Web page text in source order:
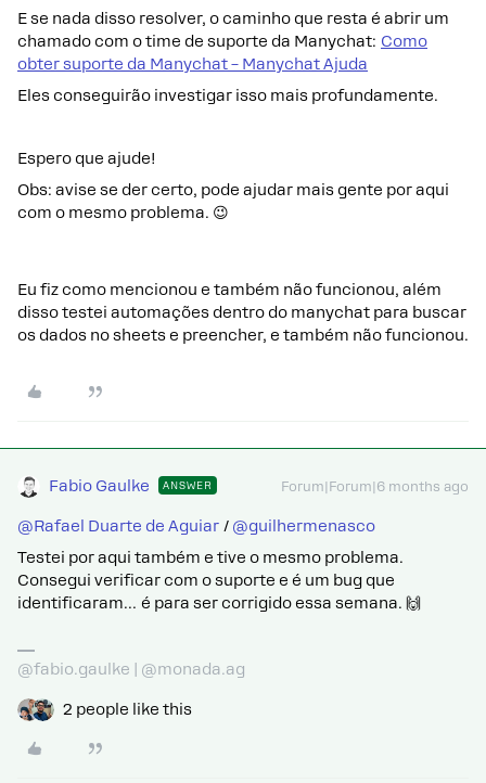
E se nada disso resolver, o caminho que resta é abrir um
chamado com o time de suporte da Manychat: Como
obter suporte da Manychat – Manychat Ajuda
Eles conseguirão investigar isso mais profundamente.
Espero que ajude!
Obs: avise se der certo, pode ajudar mais gente por aqui
com o mesmo problema. 😉
Eu fiz como mencionou e também não funcionou, além
disso testei automações dentro do manychat para buscar
os dados no sheets e preencher, e também não funcionou.​​​​
Fabio Gaulke ANSWER Forum|Forum|6 months ago
@Rafael Duarte de Aguiar / ​ @guilhermenasco
Testei por aqui também e tive o mesmo problema.
Consegui verificar com o suporte e é um bug que
identificaram… é para ser corrigido essa semana. 🙌
@fabio.gaulke | @monada.ag
2 people like this